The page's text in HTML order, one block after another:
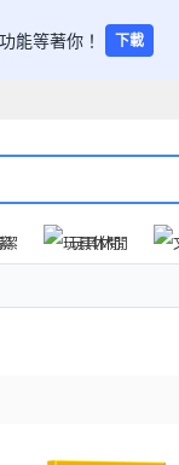
能等著你！ 下載
玩具休閒